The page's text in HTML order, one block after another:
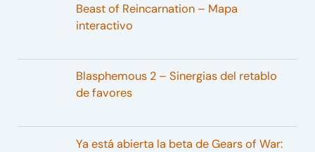
Beast of Reincarnation – Mapa
interactivo
Blasphemous 2 – Sinergias del retablo
de favores
Ya está abierta la beta de Gears of War: